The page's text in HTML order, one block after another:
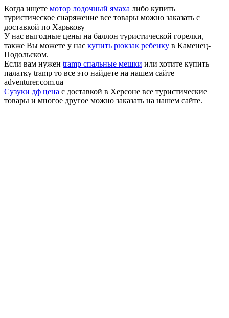
Когда ищете мотор лодочный ямаха либо купить
туристическое снаряжение все товары можно заказать с
доставкой по Харькову
У нас выгодные цены на баллон туристической горелки,
также Вы можете у нас купить рюкзак ребенку в Каменец-
Подольском.
Если вам нужен tramp спальные мешки или хотите купить
палатку tramp то все это найдете на нашем сайте
adventurer.com.ua
Сузуки дф цена с доставкой в Херсоне все туристические
товары и многое другое можно заказать на нашем сайте.